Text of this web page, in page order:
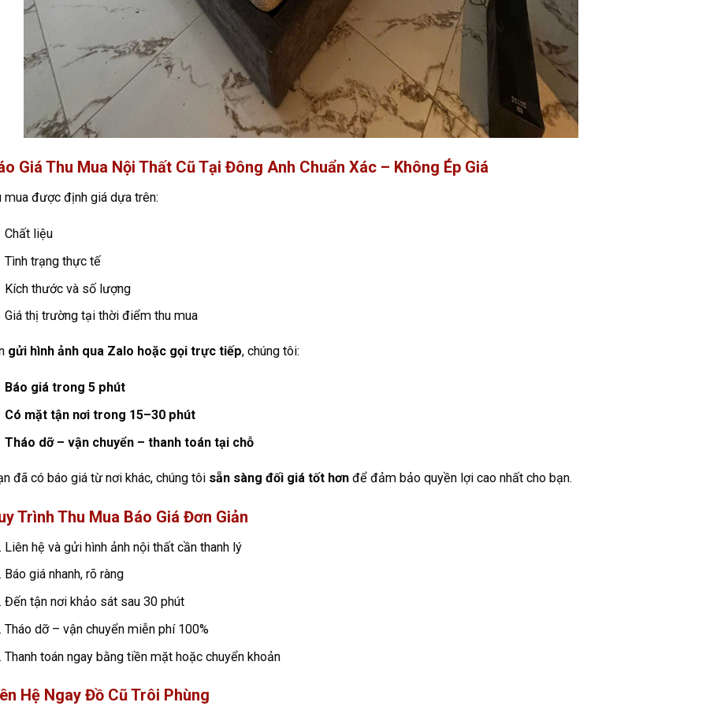
Giá Thu Mua Nội Thất Cũ Tại Đông Anh Chuẩn Xác – Không Ép Giá
mua được định giá dựa trên:
Chất liệu
Tình trạng thực tế
Kích thước và số lượng
Giá thị trường tại thời điểm thu mua
gửi hình ảnh qua Zalo hoặc gọi trực tiếp, chúng tôi:
Báo giá trong 5 phút
Có mặt tận nơi trong 15–30 phút
Tháo dỡ – vận chuyển – thanh toán tại chỗ
đã có báo giá từ nơi khác, chúng tôi sẵn sàng đối giá tốt hơnđể đảm bảo quyền lợi cao nhất cho bạn.
Trình Thu Mua Báo Giá Đơn Giản
Liên hệ và gửi hình ảnh nội thất cần thanh lý
Báo giá nhanh, rõ ràng
Đến tận nơi khảo sát sau 30 phút
Tháo dỡ – vận chuyển miễn phí 100%
Thanh toán ngay bằng tiền mặt hoặc chuyển khoản
Hệ Ngay Đồ Cũ Trôi Phùng